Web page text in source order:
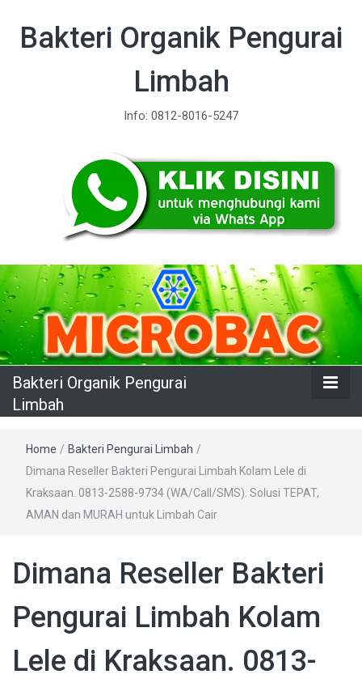
Bakteri Organik Pengurai
Limbah
Info: 0812-8016-5247
Bakteri Organik Pengurai
Limbah
Home / Bakteri Pengurai Limbah /
Dimana Reseller Bakteri Pengurai Limbah Kolam Lele di
Kraksaan. 0813-2588-9734 (WA/Call/SMS). Solusi TEPAT,
AMAN dan MURAH untuk Limbah Cair
Dimana Reseller Bakteri
Pengurai Limbah Kolam
Lele di Kraksaan. 0813-